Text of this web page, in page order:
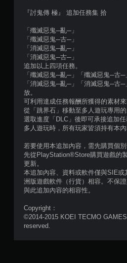
『討鬼傳 極』 追加任務集 拾
「殲滅惡鬼─亂─」
「殲滅惡鬼─古─」
「消滅惡鬼─亂─」
「消滅惡鬼─古─」
追加以上四項任務。
「殲滅惡鬼─亂─」「殲滅惡鬼─古─
「消滅惡鬼─亂─」「消滅惡鬼─古
放。
可利用達成任務報酬所獲得的素材來
從「跳界石」移動至多人遊玩專用的
選取進度「DLC」後即可承接追加任
多人遊玩時，所有玩家皆須持有本內
若要使用本追加內容，需先購買個
先從PlayStation®Store購買遊戲的
更新。
本追加內容、資料或軟件僅與SIE或
洲版遊戲軟件（行貨）相容。不保
與此追加內容的相容性。
Copyright：
©2014-2015 KOEI TECMO
reserved.